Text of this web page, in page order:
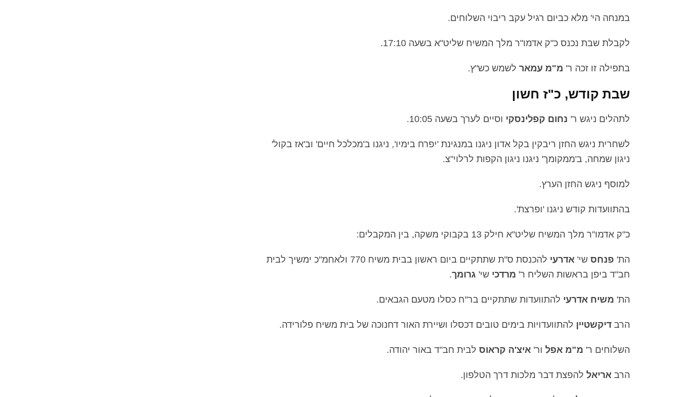
במנחה הי' מלא כביום רגיל עקב ריבוי השלוחים.
לקבלת שבת נכנס כ"ק אדמו"ר מלך המשיח שליט"א בשעה 17:10.
בתפילה זו זכה ר' מ"מ עמאר לשמש כש"ץ.
שבת קודש, כ"ז חשון
לתהלים ניגש ר' נחום קפלינסקי וסיים לערך בשעה 10:05.
לשחרית ניגש החזן ריבקין בקל אדון ניגנו במנגינת 'יפרח בימיו', ניגנו ב'מכלכל חיים' וב'אז בקול'
ניגון שמחה, ב'ממקומך' ניגנו ניגון הקפות לרלוי"צ.
למוסף ניגש החזן הערץ.
בהתוועדות קודש ניגנו 'ופרצת'.
כ"ק אדמו"ר מלך המשיח שליט"א חילק 13 בקבוקי משקה, בין המקבלים:
הת' פנחס שי' אדרעי
להכנסת ס"ת שתתקיים ביום ראשון בבית משיח 770 ולאחמ"כ ימשיך לבית
חב"ד ביפן בראשות השליח ר' מרדכי שי' גרומך.
הת' משיח אדרעי להתוועדות שתתקיים בר"ח כסלו מטעם הגבאים.
הרב דיקשטיין להתוועדויות בימים טובים דכסלו ושיירת האור דחנוכה של בית משיח פלורידה.
השלוחים ר' מ"מ אפל ור' איצ'ה קראוס לבית חב"ד באור יהודה.
הרב אריאל להפצת דבר מלכות דרך הטלפון.